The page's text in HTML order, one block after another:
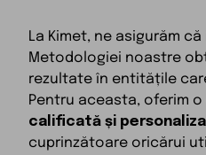
La Kimet, ne asigurăm
Metodologiei noastre
rezultate în entitățile
Pentru aceasta, oferim o
calificată și
cuprinzătoare oricărui